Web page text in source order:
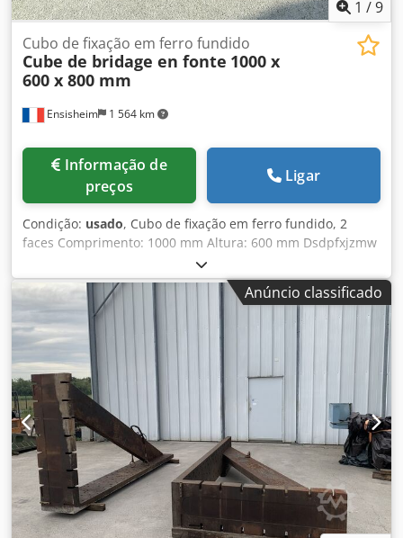
1 /9
Ensisheim 1 564 km
Cubo de fixação em ferro fundido
Cube de bridage en fonte 1000 x
600 x 800 mm
preços
Ligar
Condição: usado, Cubo de fixação em ferro fundido, 2
faces Comprimento: 1000 mm Altura: 600 mm Dsdpfxjzmw
S Ij Ai Rokr Profundidade: 800 mm Dimensões dos rasgos
em T: 38 x 22 mm Peso: aprox. 600 kg
Anúncio classificado